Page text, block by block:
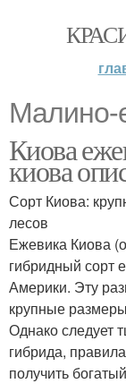
Малино-
Киова
киова
Сорт Киова:
лесов
Ежевика Киова
гибридный сорт
Америки. Эту
крупные
Однако следует
гибрида,
получить